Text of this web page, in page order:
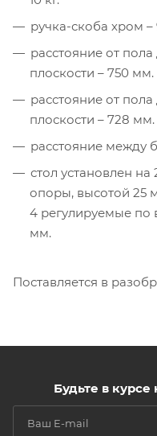
ручка-скоба хром
расстояние от
плоскости – 750 мм.
расстояние от
плоскости – 728 мм.
расстояние между
стол установлен
опоры, высотой 25
4 регулируемые по
мм.
Поставляется в
Будьте в